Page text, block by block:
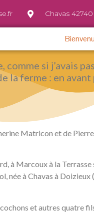
Chavas
comme si j’avais
la ferme : en
Matricon et de
à Marcoux à la
née à Chavas à
cochons et autres quatre